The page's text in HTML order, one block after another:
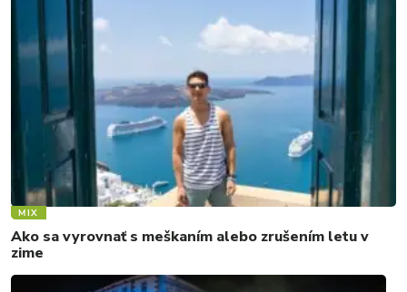
MIX
Ako sa vyrovnať s meškaním alebo zrušením letu v
zime